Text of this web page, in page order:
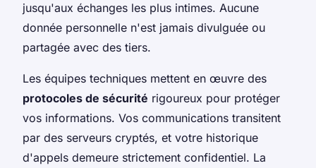
jusqu'aux échanges les plus intimes. Aucune
donnée personnelle n'est jamais divulguée ou
partagée avec des tiers.
Les équipes techniques mettent en œuvre des
protocoles de sécurité rigoureux pour protéger
vos informations. Vos communications transitent
par des serveurs cryptés, et votre historique
d'appels demeure strictement confidentiel. La